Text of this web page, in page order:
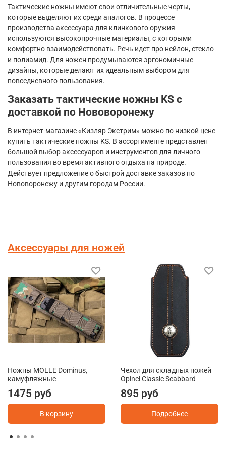
Тактические ножны имеют свои отличительные черты,
которые выделяют их среди аналогов. В процессе
производства аксессуара для клинкового оружия
используются высокопрочные материалы, с которыми
комфортно взаимодействовать. Речь идет про нейлон, стекло
и полиамид. Для ножен продумываются эргономичные
дизайны, которые делают их идеальным выбором для
повседневного пользования.
Заказать тактические ножны KS с
доставкой по Нововоронежу
В интернет-магазине «Кизляр Экстрим» можно по низкой цене
купить тактические ножны KS. В ассортименте представлен
большой выбор аксессуаров и инструментов для личного
пользования во время активного отдыха на природе.
Действует предложение о быстрой доставке заказов по
Нововоронежу и другим городам России.
Аксессуары для ножей
Ножны MOLLE Dominus,
камуфляжные
1475 руб
В корзину
Чехол для складных ножей
Opinel Classic Scabbard
895 руб
Подробнее